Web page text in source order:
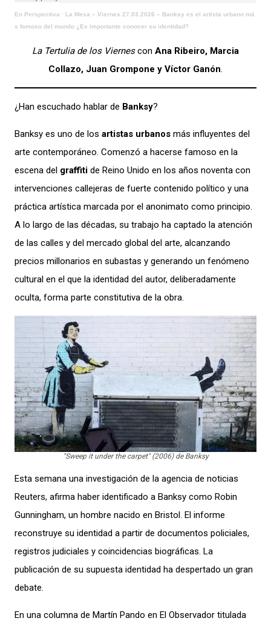
En Perspectiva · La Mesa – Viernes 27.03.2026 – Banksy es el artista urbano má
s famoso del mundo ¿Es importante conocer su identidad?
La Tertulia de los Viernescon Ana Ribeiro, Marcia
Collazo, Juan Grompone y Víctor Ganón.
¿Han escuchado hablar de Banksy?
Banksy es uno de los artistas urbanos más influyentes del
arte contemporáneo. Comenzó a hacerse famoso en la
escena del graffiti de Reino Unido en los años noventa con
intervenciones callejeras de fuerte contenido político y una
práctica artística marcada por el anonimato como principio.
A lo largo de las décadas, su trabajo ha captado la atención
de las calles y del mercado global del arte, alcanzando
precios millonarios en subastas y generando un fenómeno
cultural en el que la identidad del autor, deliberadamente
oculta, forma parte constitutiva de la obra.
"Sweep it under the carpet" (2006) de Banksy
Esta semana una investigación de la agencia de noticias
Reuters, afirma haber identificado a Banksy como Robin
Gunningham, un hombre nacido en Bristol. El informe
reconstruye su identidad a partir de documentos policiales,
registros judiciales y coincidencias biográficas. La
publicación de su supuesta identidad ha despertado un gran
debate.
En una columna de Martín Pando en El Observador titulada